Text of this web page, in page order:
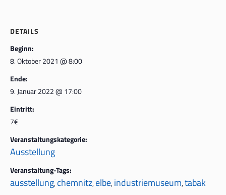
DETAILS
Beginn:
8. Oktober 2021 @ 8:00
Ende:
9. Januar 2022 @ 17:00
Eintritt:
7€
Veranstaltungskategorie:
Ausstellung
Veranstaltung-Tags:
ausstellung,chemnitz,elbe,industriemuseum,tabak